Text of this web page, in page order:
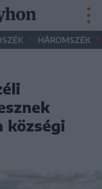
• HÁROMSZÉK •
községi